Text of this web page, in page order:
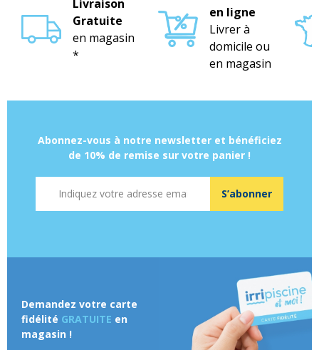
Livraison
Gratuite
en magasin
*
en ligne
Livrer à
domicile ou
en magasin
Abonnez-vous à notre newsletter et bénéficiez
de 10% de remise sur votre panier !
S’abonner
Demandez votre carte
fidélité GRATUITE en
magasin !